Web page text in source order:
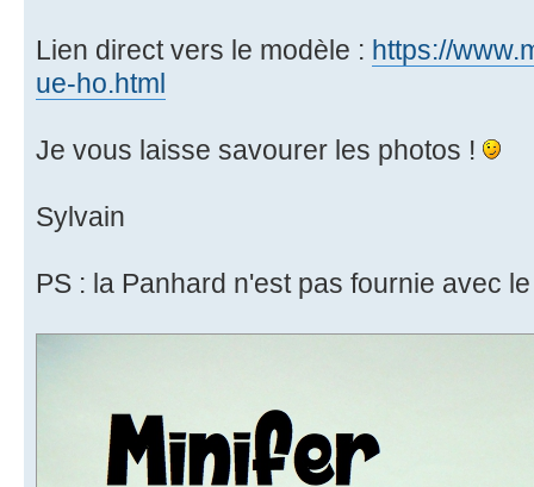
Lien direct vers le modèle : https://
ue-ho.html
Je vous laisse savourer les photos !
Sylvain
PS : la Panhard n'est pas fournie avec